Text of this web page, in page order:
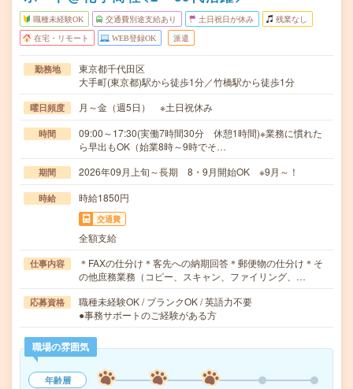
職種未経験OK 交通費別途支給あり 土日祝日が休み 残業なし
在宅・リモート WEB登録OK 派遣
勤務地
東京都千代田区
大手町(東京都)駅から徒歩1分／竹橋駅から徒歩1分
曜日頻度 月～金（週5日） ※土日祝休み
時間
09:00～17:30(実働7時間30分 休憩1時間)※業務に慣れた
ら早出もOK（始業8時～9時でそ…
期間 2026年09月上旬～長期 8・9月開始OK ※9月～！
時給 時給1850円
交通費
全額支給
仕事内容
＊FAXの仕分け＊客先への納期回答＊郵便物の仕分け＊そ
の他庶務業務（コピー、スキャン、ファイリング、…
応募資格
職種未経験OK / ブランクOK / 英語力不要
●事務サポートのご経験がある方
職場の雰囲気
年齢層